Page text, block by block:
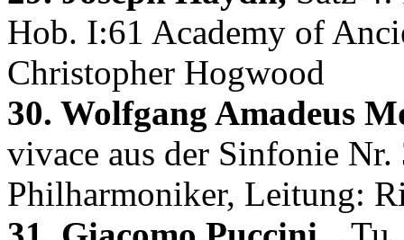
Hob. I:61 Academy of
Christopher Hogwood
30. Wolfgang Amadeus
vivace aus der Sinfonie
Philharmoniker, Leitung: